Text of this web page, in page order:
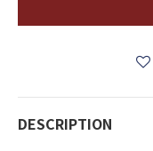
DESCRIPTION